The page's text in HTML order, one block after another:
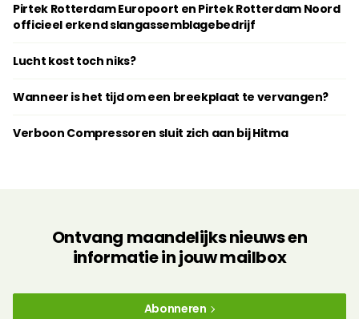
Pirtek Rotterdam Europoort en Pirtek Rotterdam Noord
officieel erkend slangassemblagebedrijf
Lucht kost toch niks?
Wanneer is het tijd om een breekplaat te vervangen?
Verboon Compressoren sluit zich aan bij Hitma
Ontvang maandelijks nieuws en
informatie in jouw mailbox
Abonneren